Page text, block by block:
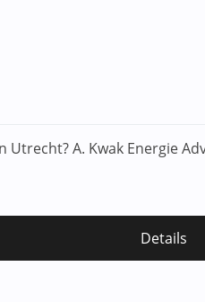
Utrecht? A. Kwak Energie
Details